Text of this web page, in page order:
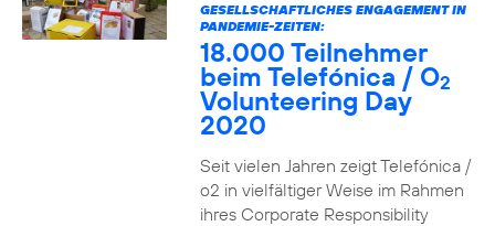
GESELLSCHAFTLICHES ENGAGEMENT IN
PANDEMIE-ZEITEN:
18.000 Teilnehmer
beim Telefónica / O2
Volunteering Day
2020
Seit vielen Jahren zeigt Telefónica /
o2 in vielfältiger Weise im Rahmen
ihres Corporate Responsibility